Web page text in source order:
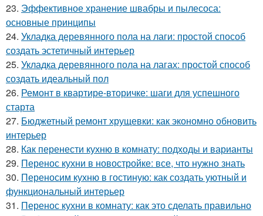
23. Эффективное хранение швабры и пылесоса:
основные принципы
24. Укладка деревянного пола на лаги: простой способ
создать эстетичный интерьер
25. Укладка деревянного пола на лагах: простой способ
создать идеальный пол
26. Ремонт в квартире-вторичке: шаги для успешного
старта
27. Бюджетный ремонт хрущевки: как экономно обновить
интерьер
28. Как перенести кухню в комнату: подходы и варианты
29. Перенос кухни в новостройке: все, что нужно знать
30. Переносим кухню в гостиную: как создать уютный и
функциональный интерьер
31. Перенос кухни в комнату: как это сделать правильно